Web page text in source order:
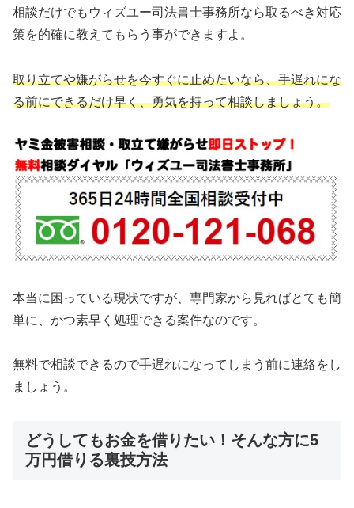
相談だけでもウィズユー司法書士事務所なら取るべき対応
策を的確に教えてもらう事ができますよ。
取り立てや嫌がらせを今すぐに止めたいなら、手遅れにな
る前にできるだけ早く、勇気を持って相談しましょう。
本当に困っている現状ですが、専門家から見ればとても簡
単に、かつ素早く処理できる案件なのです。
無料で相談できるので手遅れになってしまう前に連絡をし
ましょう。
どうしてもお金を借りたい！そんな方に5
万円借りる裏技方法